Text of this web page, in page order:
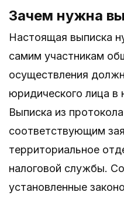
Зачем нужна
Настоящая выписка
самим участникам
осуществления
юридического лица в
Выписка из
соответствующим
территориальное
налоговой службы.
установленные